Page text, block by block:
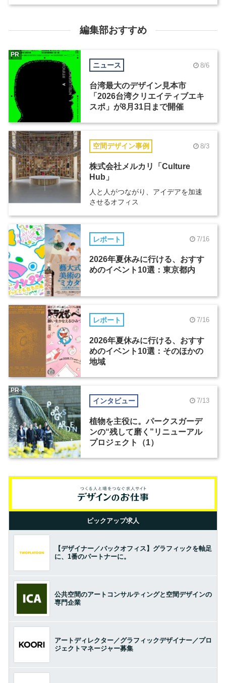
編集部おすすめ
ニュース 8/6
台湾最大のデザイン見本市
「2026台湾クリエイティブエキ
スポ」が8月31日まで開催
PR
空間デザイン事例 8/3
株式会社メルカリ「Culture
Hub」
人と人がつながり、アイデアを加速
させるオフィス
レポート 7/16
2026年夏休みに行ける、おすす
めのイベント10選：東京都内
レポート 7/16
2026年夏休みに行ける、おすす
めのイベント10選：そのほかの
地域
インタビュー 7/13
植物を主役に。パークスガーデ
ンの“残して磨く”リニューアル
プロジェクト（1）
PR
ピックアップ求人
【デザイナー／バックオフィス】グラフィックを軸足
に、1番のパートナーに。
公共空間のアートコンサルティングと空間デザインの
専門企業
アートディレクター／グラフィックデザイナー／プロ
ジェクトマネージャー募集